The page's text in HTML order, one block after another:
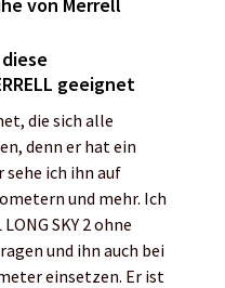
geeignet
die sich alle
denn er hat ein
ich ihn auf
und mehr. Ich
SKY 2 ohne
und ihn auch bei
einsetzen. Er ist